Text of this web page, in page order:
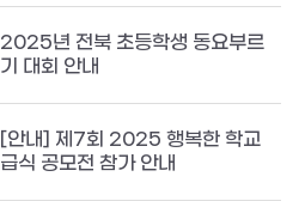
2025년 전북 초등학생 동요부르
기 대회 안내
[안내] 제7회 2025 행복한 학교
급식 공모전 참가 안내